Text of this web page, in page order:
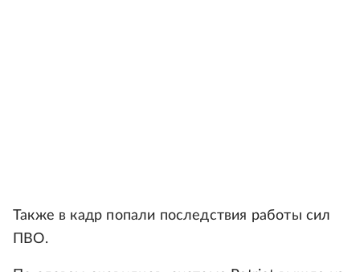
Также в кадр попали последствия работы сил
ПВО.